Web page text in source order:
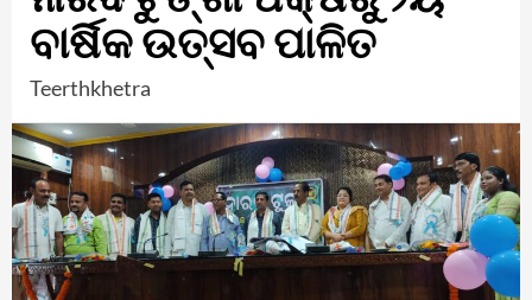
ବାର୍ଷିକ ଉତ୍ସବ ପାଳିତ
Teerthkhetra